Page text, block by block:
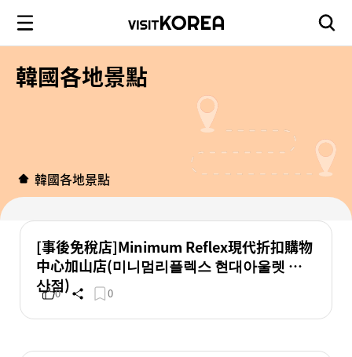
韓國各地景點
韓國各地景點
[事後免稅店]Minimum Reflex現代折扣購物
中心加山店(미니멈리플렉스 현대아울렛 가
산점)
0 0